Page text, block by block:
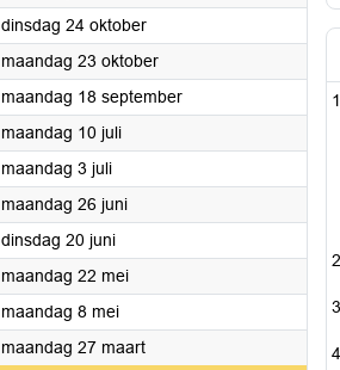
dinsdag 24 oktober2023
maandag 23 oktober2023
maandag 18 september2023
maandag 10 juli2023
maandag 3 juli2023
maandag 26 juni2023
dinsdag 20 juni2023
maandag 22 mei2023
maandag 8 mei2023
maandag 27 maart2023